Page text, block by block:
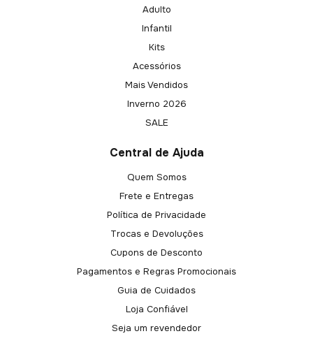
Adulto
Infantil
Kits
Acessórios
Mais Vendidos
Inverno 2026
SALE
Central de Ajuda
Quem Somos
Frete e Entregas
Política de Privacidade
Trocas e Devoluções
Cupons de Desconto
Pagamentos e Regras Promocionais
Guia de Cuidados
Loja Confiável
Seja um revendedor